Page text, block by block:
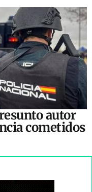
autor
cometidos